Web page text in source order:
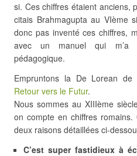
si. Ces chiffres étaient anciens,
citais Brahmagupta au VIème
donc pas inventé ces chiffres,
avec un manuel qui m’a
pédagogique.
Empruntons la De Lorean
Retour vers le Futur.
Nous sommes au XIIIème
on compte en chiffres
deux raisons détaillées ci-
C’est super fastidieux à